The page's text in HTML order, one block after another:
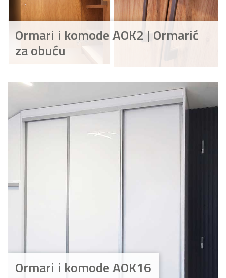
Ormari i komode AOK2 | Ormarić
za obuću
Ormari i komode AOK16